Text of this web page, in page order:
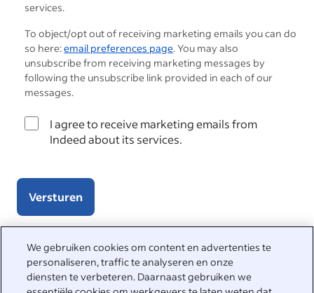
We gebruiken cookies om content en advertenties te
personaliseren, traffic te analyseren en onze
diensten te verbeteren. Daarnaast gebruiken we
services.
To object/opt out of receiving marketing emails you can do
so here:email preferences page. You may also
unsubscribe from receiving marketing messages by
following the unsubscribe link provided in each of our
messages.
I agree to receive marketing emails from
Indeed about its services.
Versturen
We helpen je graag